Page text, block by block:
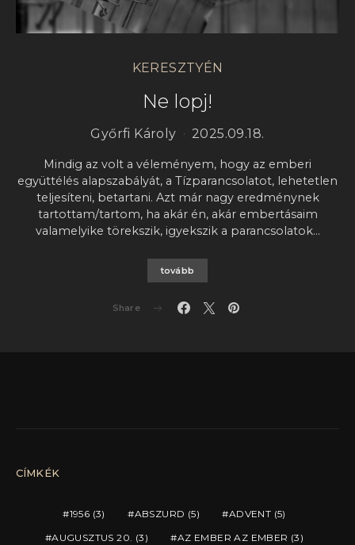
KERESZTYÉN
Ne lopj!
Győrfi Károly 2025.09.18.
Mindig az volt a véleményem, hogy az emberi
együttélés alapszabályát, a Tízparancsolatot, lehetetlen
teljesíteni, betartani. Azt már nagy eredménynek
tartottam/tartom, ha akár én, akár embertásaim
valamelyike törekszik, igyekszik a parancsolatok…
tovább
Share
CÍMKÉK
1956 (3) ABSZURD (5) ADVENT (5)
AUGUSZTUS 20. (3) AZ EMBER AZ EMBER (3)